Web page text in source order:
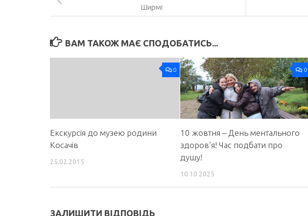
Ширмі
ВАМ ТАКОЖ МАЄ СПОДОБАТИСЬ...
0
Екскурсія до музею родини
Косачів
25.02.2015
0
10 жовтня – День ментального
здоров’я! Час подбати про
душу!
10.10.2025
ЗАЛИШИТИ ВІДПОВІДЬ